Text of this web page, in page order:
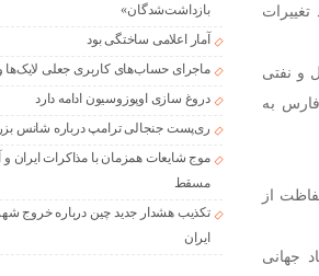
و نفتی
به
از
جهانی
بازداشت‌شدگان»
آمار اعلامی ساختگی بود
ماجرای حساب‌های کاربری جعلی لایک‌ها
دروغ سازی اوپوزوسیون ادامه دارد
ری‌پست جنجالی ترامپ درباره شانس
موج شایعات همزمان با مذاکرات ایران و
مسقط
تکذیب هشدار جدید چین درباره خروج
ایران